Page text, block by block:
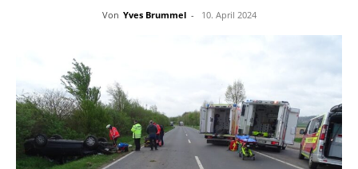
Von Yves Brummel - 10. April 2024